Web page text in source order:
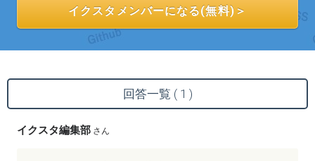
イクスタメンバーになる(無料)＞
回答一覧 ( 1 )
イクスタ編集部 さん